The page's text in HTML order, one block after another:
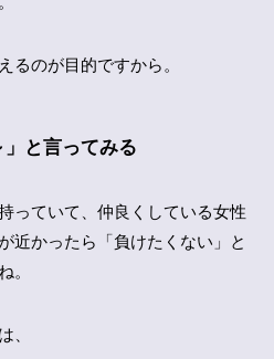
るのが目的ですから。
」と言ってみる
っていて、仲良くしている女性
近かったら「負けたくない」と
。
、